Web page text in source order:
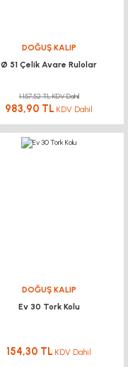
DOĞUŞ KALIP
Ø 51 Çelik Avare Rulolar
1.157,52 TL KDV Dahil
983,90 TL KDV Dahil
DOĞUŞ KALIP
Ev 30 Tork Kolu
154,30 TL KDV Dahil